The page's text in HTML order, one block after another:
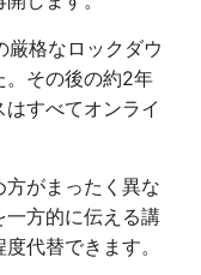
格なロックダウ
。その後の約2年
すべてオンライ
がまったく異な
一方的に伝える講
代替できます。